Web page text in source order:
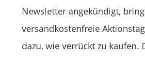
Newsletter angekündigt,
versandkostenfreie
dazu, wie verrückt zu kaufen.